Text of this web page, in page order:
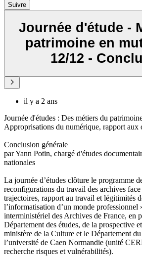
Suivre
Journée d'étude -
patrimoine en
12/12 -
il y a 2 ans
Journée d'études : Des métiers du
Approprisations du numérique, rapport aux
Conclusion générale
par Yann Potin, chargé d'études
nationales
La journée d’études clôture le programme
reconfigurations du travail des archives
trajectoires, rapport au travail et légitimités
l’informatisation d’un monde professionnel
interministériel des Archives de France, en
Département des études, de la prospective
ministère de la Culture et le Département
l’université de Caen Normandie (unité
recherche risques et vulnérabilités).